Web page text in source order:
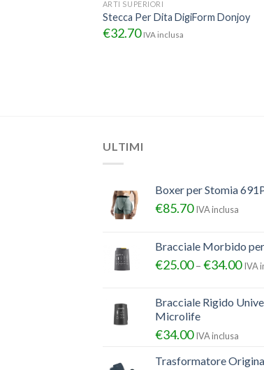
ARTI SUPERIORI
Stecca Per Dita DigiForm Donjoy
€32.70 IVA inclusa
ULTIMI
Boxer per Stomia
€85.70 IVA inclusa
Bracciale Morbido
€25.00– €34.00 IVA
Bracciale Rigido
Microlife
€34.00 IVA inclusa
Trasformatore